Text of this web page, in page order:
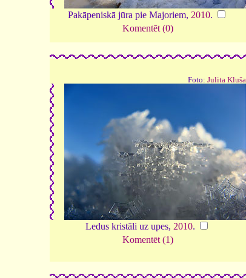
Pakāpeniskā jūra pie Majoriem, 2010.
Komentēt (0)
Foto: Julita Kluša
Ledus kristāli uz upes, 2010.
Komentēt (1)